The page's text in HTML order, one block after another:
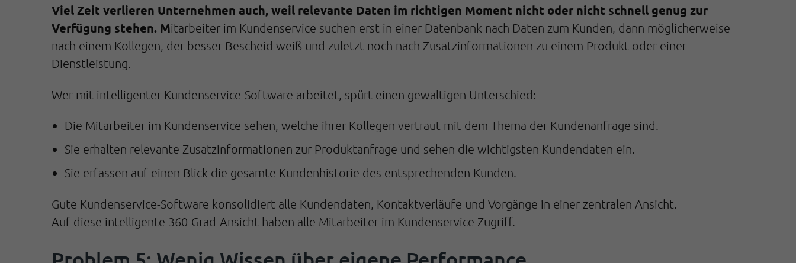
Viel Zeit verlieren Unternehmen auch, weil relevante Daten im richtigen Moment nicht oder nicht schnell genug zur
Verfügung stehen. Mitarbeiter im Kundenservice suchen erst in einer Datenbank nach Daten zum Kunden, dann möglicherweise
nach einem Kollegen, der besser Bescheid weiß und zuletzt noch nach Zusatzinformationen zu einem Produkt oder einer
Dienstleistung.
Wer mit intelligenter Kundenservice-Software arbeitet, spürt einen gewaltigen Unterschied:
Die Mitarbeiter im Kundenservice sehen, welche ihrer Kollegen vertraut mit dem Thema der Kundenanfrage sind.
Sie erhalten relevante Zusatzinformationen zur Produktanfrage und sehen die wichtigsten Kundendaten ein.
Sie erfassen auf einen Blick die gesamte Kundenhistorie des entsprechenden Kunden.
Gute Kundenservice-Software konsolidiert alle Kundendaten, Kontaktverläufe und Vorgänge in einer zentralen Ansicht.
Auf diese intelligente 360-Grad-Ansicht haben alle Mitarbeiter im Kundenservice Zugriff.